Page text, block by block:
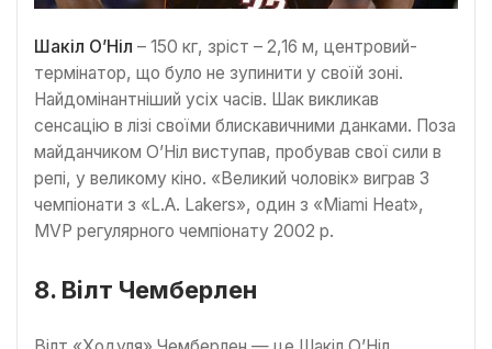
Шакіл О’Ніл – 150 кг, зріст – 2,16 м, центровий-
термінатор, що було не зупинити у своїй зоні.
Найдомінантніший усіх часів. Шак викликав
сенсацію в лізі своїми блискавичними данками. Поза
майданчиком О’Ніл виступав, пробував свої сили в
репі, у великому кіно. «Великий чоловік» виграв 3
чемпіонати з «L.A. Lakers», один з «Miami Heat»,
MVP регулярного чемпіонату 2002 р.
8. Вілт Чемберлен